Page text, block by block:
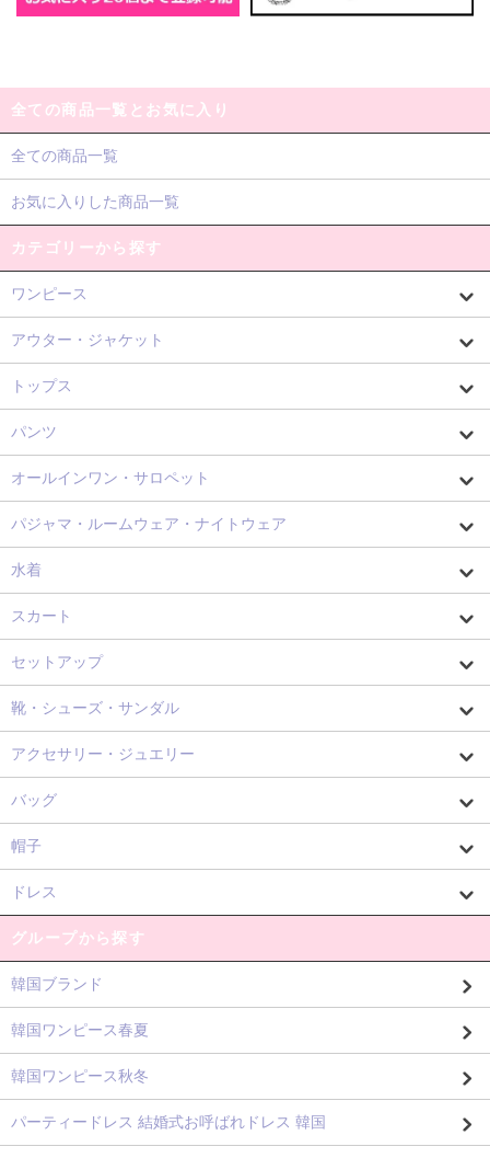
全ての商品一覧とお気に入り
全ての商品一覧
お気に入りした商品一覧
カテゴリーから探す
ワンピース
アウター・ジャケット
トップス
パンツ
オールインワン・サロペット
パジャマ・ルームウェア・ナイトウェア
水着
スカート
セットアップ
靴・シューズ・サンダル
アクセサリー・ジュエリー
バッグ
帽子
ドレス
グループから探す
韓国ブランド
韓国ワンピース春夏
韓国ワンピース秋冬
パーティードレス 結婚式お呼ばれドレス 韓国